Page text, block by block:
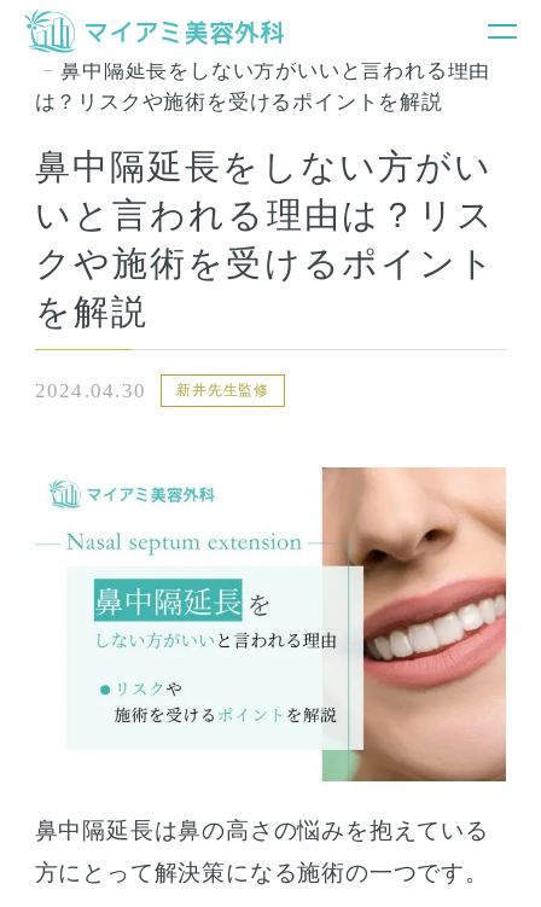
銀座マイアミ美容外科TOP
鼻中隔延長をしない方がいいと言われる理由
は？リスクや施術を受けるポイントを解説
鼻中隔延長をしない方がい
いと言われる理由は？リス
クや施術を受けるポイント
を解説
2024.04.30 新井先生監修
鼻中隔延長は鼻の高さの悩みを抱えている
方にとって解決策になる施術の一つです。